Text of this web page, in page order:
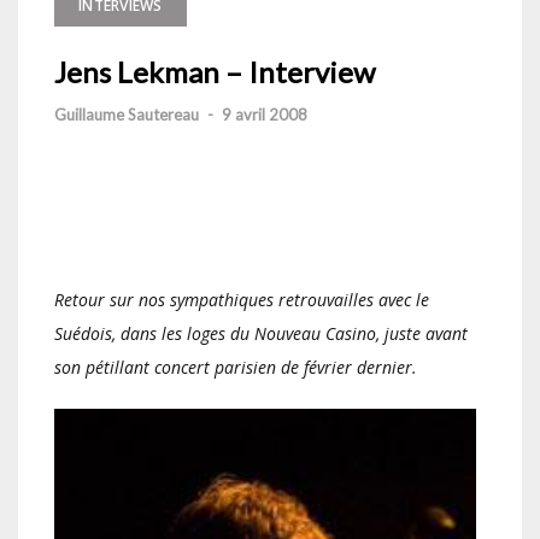
INTERVIEWS
Jens Lekman – Interview
Guillaume Sautereau - 9 avril 2008
Retour sur nos sympathiques retrouvailles avec le
Suédois, dans les loges du Nouveau Casino, juste avant
son pétillant concert parisien de février dernier.